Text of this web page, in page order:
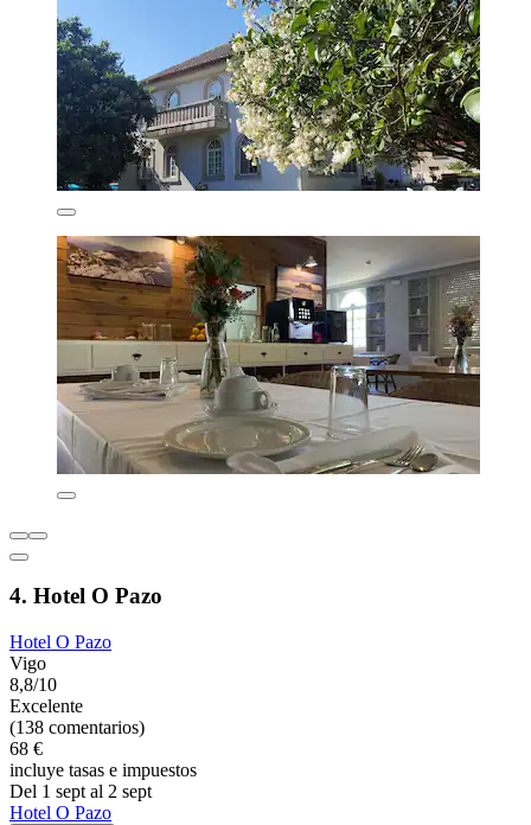
4. Hotel O Pazo
Hotel O Pazo
Vigo
8,8/10
Excelente
(138 comentarios)
68 €
incluye tasas e impuestos
Del 1 sept al 2 sept
Hotel O Pazo